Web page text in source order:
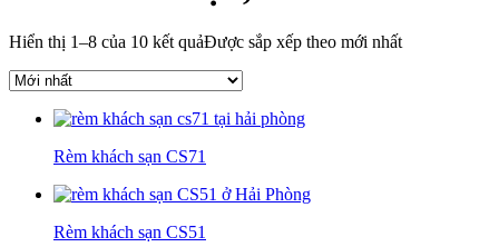
Hiển thị 1–8 của 10 kết quảĐược sắp xếp theo mới nhất
Rèm khách sạn CS71
Rèm khách sạn CS51